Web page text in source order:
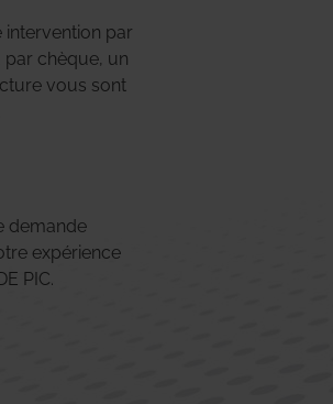
par
chèque, un
vous sont
demande
expérience
PIC.